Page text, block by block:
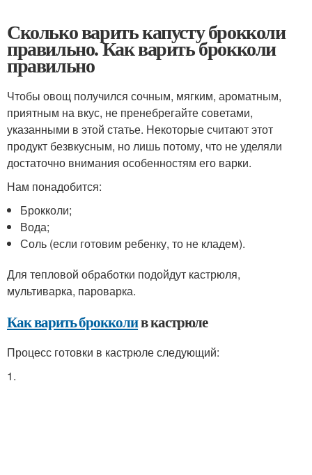
Сколько варить капусту брокколи
правильно. Как варить брокколи
правильно
Чтобы овощ получился сочным, мягким, ароматным,
приятным на вкус, не пренебрегайте советами,
указанными в этой статье. Некоторые считают этот
продукт безвкусным, но лишь потому, что не уделяли
достаточно внимания особенностям его варки.
Нам понадобится:
Брокколи;
Вода;
Соль (если готовим ребенку, то не кладем).
Для тепловой обработки подойдут кастрюля,
мультиварка, пароварка.
Как варить брокколив кастрюле
Процесс готовки в кастрюле следующий:
1.